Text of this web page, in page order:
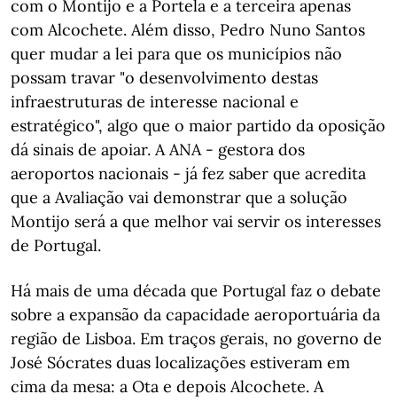
com o Montijo e a Portela e a terceira apenas
com Alcochete. Além disso, Pedro Nuno Santos
quer mudar a lei para que os municípios não
possam travar "o desenvolvimento destas
infraestruturas de interesse nacional e
estratégico", algo que o maior partido da oposição
dá sinais de apoiar. A ANA - gestora dos
aeroportos nacionais - já fez saber que acredita
que a Avaliação vai demonstrar que a solução
Montijo será a que melhor vai servir os interesses
de Portugal.
Há mais de uma década que Portugal faz o debate
sobre a expansão da capacidade aeroportuária da
região de Lisboa. Em traços gerais, no governo de
José Sócrates duas localizações estiveram em
cima da mesa: a Ota e depois Alcochete. A